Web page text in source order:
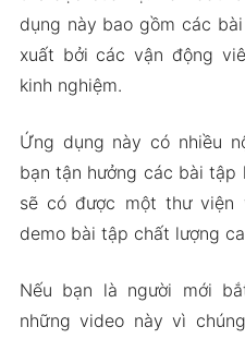
động lực
Phiên Bản APK Mod
Tính năng Mod
dụng này bao gồm các
xuất bởi các vận động
kinh nghiệm.
Ứng dụng này có nhiều
bạn tận hưởng các bài tập
sẽ có được một thư
demo bài tập chất lượng
Nếu bạn là người mới
những video này vì